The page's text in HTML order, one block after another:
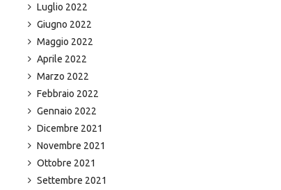
Luglio 2022
Giugno 2022
Maggio 2022
Aprile 2022
Marzo 2022
Febbraio 2022
Gennaio 2022
Dicembre 2021
Novembre 2021
Ottobre 2021
Settembre 2021